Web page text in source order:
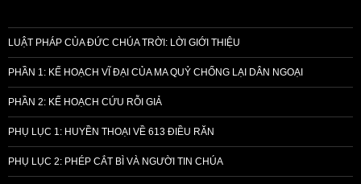
LUẬT PHÁP CỦA ĐỨC CHÚA TRỜI: LỜI GIỚI THIỆU
PHẦN 1: KẾ HOẠCH VĨ ĐẠI CỦA MA QUỶ CHỐNG LẠI DÂN NGOẠI
PHẦN 2: KẾ HOẠCH CỨU RỖI GIẢ
PHỤ LỤC 1: HUYỀN THOẠI VỀ 613 ĐIỀU RĂN
PHỤ LỤC 2: PHÉP CẮT BÌ VÀ NGƯỜI TIN CHÚA